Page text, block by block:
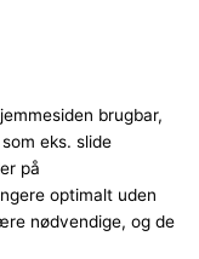
brugbar,
eks. slide
på
optimalt uden
nødvendige, og de